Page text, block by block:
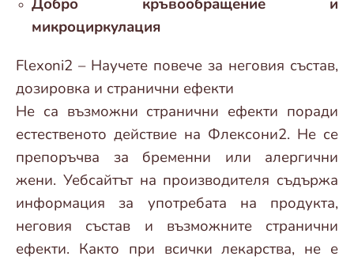
микроциркулация
Flexoni2 – Научете повече за неговия състав,
дозировка и странични ефекти
Не са възможни странични ефекти поради
естественото действие на Флексони2. Не се
препоръчва за бременни или алергични
жени. Уебсайтът на производителя съдържа
информация за употребата на продукта,
неговия състав и възможните странични
ефекти. Както при всички лекарства, не е